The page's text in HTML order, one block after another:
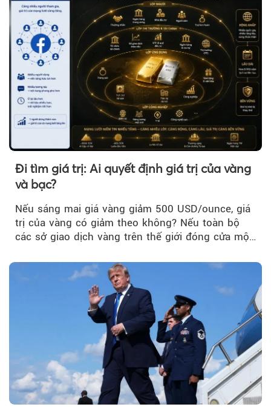
Đi tìm giá trị: Ai quyết định giá trị của vàng
và bạc?
Nếu sáng mai giá vàng giảm 500 USD/ounce, giá
trị của vàng có giảm theo không? Nếu toàn bộ
các sở giao dịch vàng trên thế giới đóng cửa một